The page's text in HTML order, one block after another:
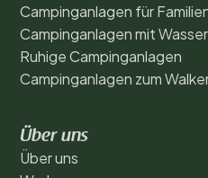
Campinganlagen für
Campinganlagen mit
Ruhige Campinganlagen
Campinganlagen zum
Über uns
Über uns